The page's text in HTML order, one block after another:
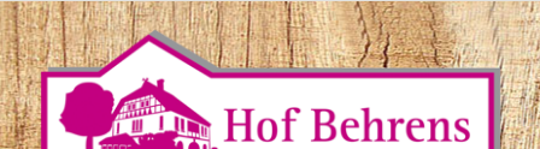
Zum
Inhalt
springen